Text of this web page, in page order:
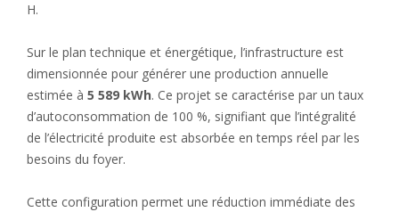
H.
Sur le plan technique et énergétique, l’infrastructure est
dimensionnée pour générer une production annuelle
estimée à 5 589 kWh. Ce projet se caractérise par un taux
d’autoconsommation de 100 %, signifiant que l’intégralité
de l’électricité produite est absorbée en temps réel par les
besoins du foyer.
Cette configuration permet une réduction immédiate des